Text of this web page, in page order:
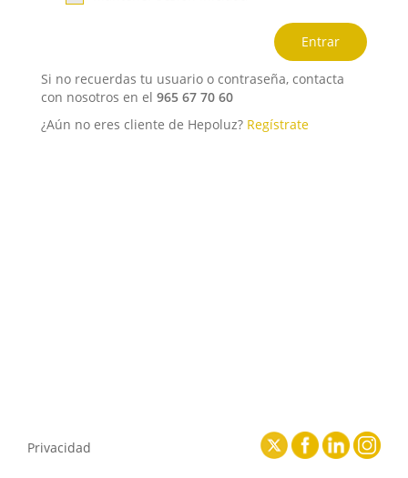
Si no recuerdas tu usuario o contraseña, contacta
con nosotros en el 965 67 70 60
¿Aún no eres cliente de Hepoluz? Regístrate
Privacidad